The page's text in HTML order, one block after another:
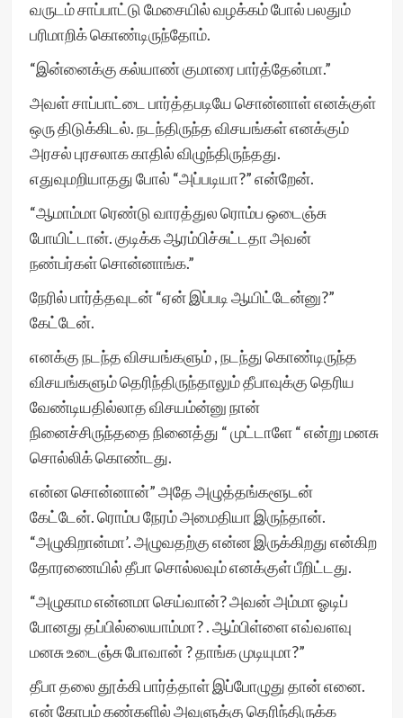
வருடம் சாப்பாட்டு மேசையில் வழக்கம் போல் பலதும்
பரிமாறிக் கொண்டிருந்தோம்.
“இன்னைக்கு கல்யாண் குமாரை பார்த்தேன்மா.”
அவள் சாப்பாட்டை பார்த்தபடியே சொன்னாள் எனக்குள்
ஒரு திடுக்கிடல். நடந்திருந்த விசயங்கள் எனக்கும்
அரசல் புரசலாக காதில் விழுந்திருந்தது.
எதுவுமறியாதது போல் “அப்படியா?” என்றேன்.
“ஆமாம்மா ரெண்டு வாரத்துல ரொம்ப ஒடைஞ்சு
போயிட்டான். குடிக்க ஆரம்பிச்சுட்டதா அவன்
நண்பர்கள் சொன்னாங்க.”
நேரில் பார்த்தவுடன் “ஏன் இப்படி ஆயிட்டேன்னு?”
கேட்டேன்.
எனக்கு நடந்த விசயங்களும் , நடந்து கொண்டிருந்த
விசயங்களும் தெரிந்திருந்தாலும் தீபாவுக்கு தெரிய
வேண்டியதில்லாத விசயம்ன்னு நான்
நினைச்சிருந்ததை நினைத்து “ முட்டாளே “ என்று மனசு
சொல்லிக் கொண்டது.
என்ன சொன்னான்” அதே அழுத்தங்களூடன்
கேட்டேன். ரொம்ப நேரம் அமைதியா இருந்தான்.
“அழுகிறான்மா’. அழுவதற்கு என்ன இருக்கிறது என்கிற
தோரணையில் தீபா சொல்லவும் எனக்குள் பீறிட்டது.
“அழுகாம என்னமா செய்வான்? அவன் அம்மா ஓடிப்
போனது தப்பில்லையாம்மா? . ஆம்பிள்ளை எவ்வளவு
மனசு உடைஞ்சு போவான் ? தாங்க முடியுமா?”
தீபா தலை தூக்கி பார்த்தாள் இப்போழுது தான் எனை.
என் கோபம் கண்களில் அவளுக்கு தெரிந்திருக்க